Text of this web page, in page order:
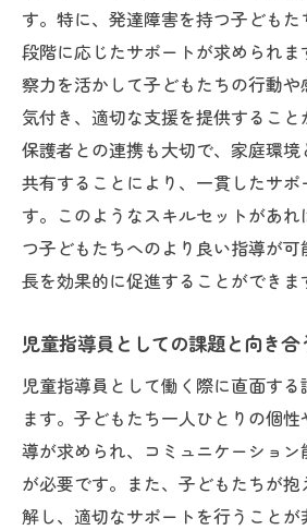
日々の充実感を得るため
地域密着型の教育支援がもた
地域の特色を活かした教
地域住民との信頼構築が
教育効果を高めるための
地域主体の教育プロジェ
地域密着型教育がもたら
持続可能な地域社会の形成
応募に必要な書類とその
面接でのアピールポイント
応募前に知っておきたい
職場見学の重要性とその
職場選びで失敗しないた
す。特に、発達障害を持つ子ども
段階に応じたサポートが求められ
察力を活かして子どもたちの行動
気付き、適切な支援を提供すること
保護者との連携も大切で、家庭環
共有することにより、一貫したサポ
す。このようなスキルセットがあ
つ子どもたちへのより良い指導が
長を効果的に促進することができま
児童指導員としての課題と向き合
児童指導員として働く際に直面する
ます。子どもたち一人ひとりの個
導が求められ、コミュニケーショ
が必要です。また、子どもたちが
解し、適切なサポートを行うことが